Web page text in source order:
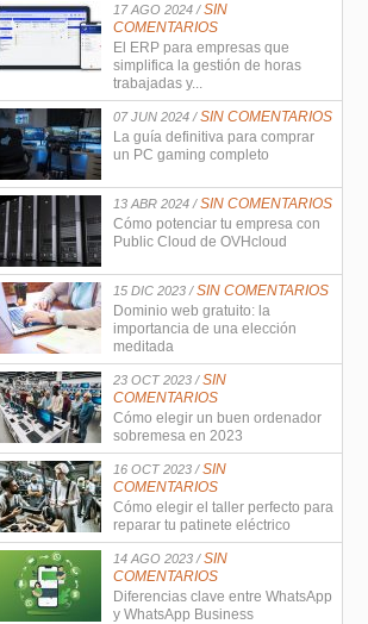
17 AGO 2024 /SIN
COMENTARIOS
El ERP para empresas que
simplifica la gestión de horas
trabajadas y...
07 JUN 2024 /SIN COMENTARIOS
La guía definitiva para comprar
un PC gaming completo
13 ABR 2024 /SIN COMENTARIOS
Cómo potenciar tu empresa con
Public Cloud de OVHcloud
15 DIC 2023 /SIN COMENTARIOS
Dominio web gratuito: la
importancia de una elección
meditada
23 OCT 2023 /SIN
COMENTARIOS
Cómo elegir un buen ordenador
sobremesa en 2023
16 OCT 2023 /SIN
COMENTARIOS
Cómo elegir el taller perfecto para
reparar tu patinete eléctrico
14 AGO 2023 /SIN
COMENTARIOS
Diferencias clave entre WhatsApp
y WhatsApp Business